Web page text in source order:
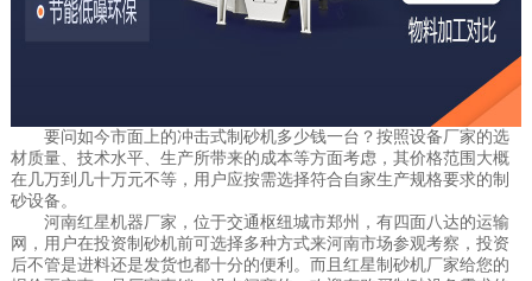
要问如今市面上的冲击式制砂机多少钱一台？按照设备厂家的选
材质量、技术水平、生产所带来的成本等方面考虑，其价格范围大概
在几万到几十万元不等，用户应按需选择符合自家生产规格要求的制
砂设备。
河南红星机器厂家，位于交通枢纽城市郑州，有四面八达的运输
网，用户在投资制砂机前可选择多种方式来河南市场参观考察，投资
后不管是进料还是发货也都十分的便利。而且红星制砂机厂家给您的